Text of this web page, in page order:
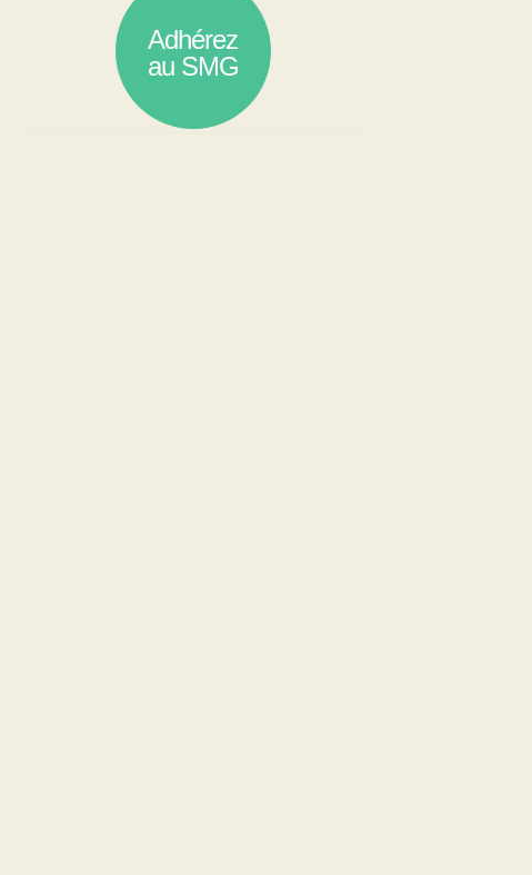
Adhérez
au SMG